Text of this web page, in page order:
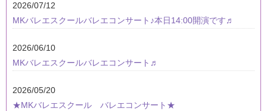
2026/07/12
MKバレエスクールバレエコンサート♪本日14:00開演です♬
2026/06/10
MKバレエスクールバレエコンサート♬
2026/05/20
★MKバレエスクール バレエコンサート★